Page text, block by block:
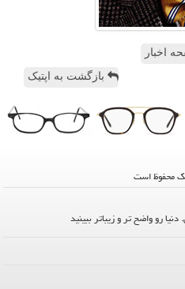
اخبار
بازگشت به اپتیک
رو واضح تر و زیباتر ببینید